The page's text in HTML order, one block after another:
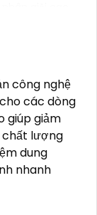
thích với
cho dự án
sát đồng
giới thiệu
giá rẻ và
công nghệ
các dòng
giúp giảm
chất lượng
dung
nhanh